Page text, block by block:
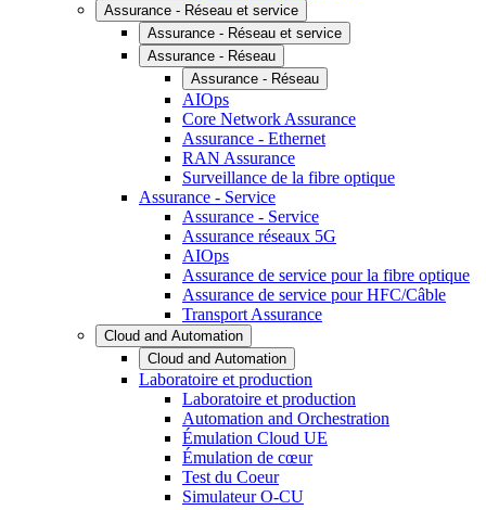
Assurance - Réseau et service
Assurance - Réseau et service
Assurance - Réseau
Assurance - Réseau
AIOps
Core Network Assurance
Assurance - Ethernet
RAN Assurance
Surveillance de la fibre optique
Assurance - Service
Assurance - Service
Assurance réseaux 5G
AIOps
Assurance de service pour la fibre optique
Assurance de service pour HFC/Câble
Transport Assurance
Cloud and Automation
Cloud and Automation
Laboratoire et production
Laboratoire et production
Automation and Orchestration
Émulation Cloud UE
Émulation de cœur
Test du Coeur
Simulateur O-CU